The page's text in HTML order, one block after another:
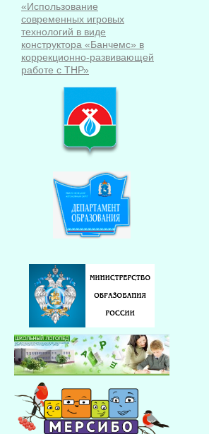
«Использование
современных игровых
технологий в виде
конструктора «Банчемс» в
коррекционно-развивающей
работе с ТНР»